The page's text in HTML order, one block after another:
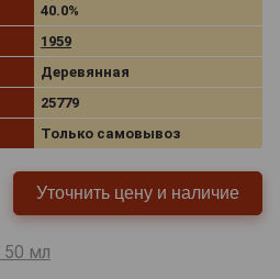
40.0%
1959
Деревянная
25779
Только самовывоз
Уточнить цену и наличие
50 мл